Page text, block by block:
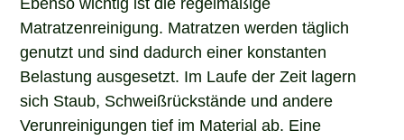
Matratzenreinigung. Matratzen werden täglich
genutzt und sind dadurch einer konstanten
Belastung ausgesetzt. Im Laufe der Zeit lagern
sich Staub, Schweißrückstände und andere
Verunreinigungen tief im Material ab. Eine